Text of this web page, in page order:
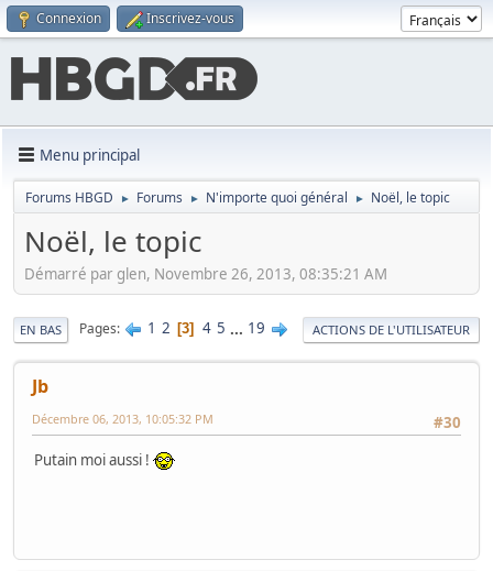
Connexion Inscrivez-vous
Menu principal
Forums HBGD ► Forums ► N'importe quoi général ► Noël, le topic
Noël, le topic
Démarré par glen, Novembre 26, 2013, 08:35:21 AM
EN BAS Pages 1 2 3 4 5 ... 19 ACTIONS DE L'UTILISATEUR
Jb
#30
Décembre 06, 2013, 10:05:32 PM
Putain moi aussi !